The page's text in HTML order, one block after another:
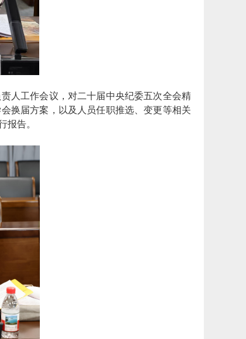
人工作会议，对二十届中央纪委五次全会精
换届方案，以及人员任职推选、变更等相关
报告。